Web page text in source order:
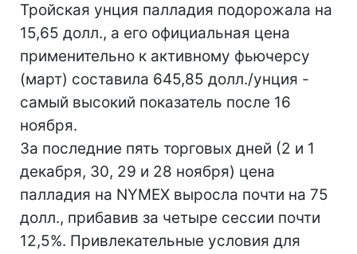
Тройская унция палладия подорожала на
15,65 долл., а его официальная цена
применительно к активному фьючерсу
(март) составила 645,85 долл./унция -
самый высокий показатель после 16
ноября.
За последние пять торговых дней (2 и 1
декабря, 30, 29 и 28 ноября) цена
палладия на NYMEX выросла почти на 75
долл., прибавив за четыре сессии почти
12,5%. Привлекательные условия для